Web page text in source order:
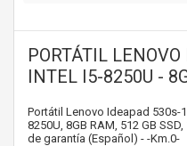
PORTÁTIL
INTEL I5-8250U -
Portátil Lenovo Ideapad 530s-
8250U, 8GB RAM, 512 GB
de garantía (Español) - -Km.0-